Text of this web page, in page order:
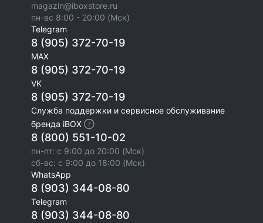
magazin@iboxstore.ru
пн-вс 8:00 - 20:00 (Мск)
Telegram
8 (905) 372-70-19
MAX
8 (905) 372-70-19
VK
8 (905) 372-70-19
Служба поддержки и сервисное обслуживание
бренда iBOX
8 (800) 551-10-02
пн-пт: с 9:00 до 20:00 (Мск)
сб-вс: с 9:00 до 18:00 (Мск)
WhatsApp
8 (903) 344-08-80
Telegram
8 (903) 344-08-80